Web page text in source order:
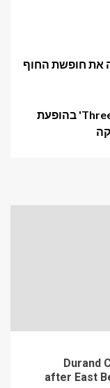
את חופשת החוף
שון אונו לנון על 'ThreeASFOUR: Full Circle' בהופעת
Durand
after East